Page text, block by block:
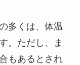
多くは、体温
。ただし、ま
もあるとされ